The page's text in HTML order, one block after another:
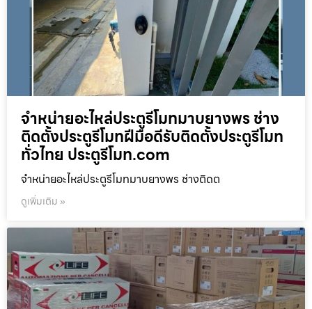
จำหน่ายอะไหล่ประตูรีโมทมาบยางพร ช่าง
ติดตั้งประตูรีโมทฝีมือดีรับติดตั้งประตูรีโมท
ทั่วไทย ประตูรีโมท.com
จำหน่ายอะไหล่ประตูรีโมทมาบยางพร ช่างติดต
ดูเพิ่มเติม »